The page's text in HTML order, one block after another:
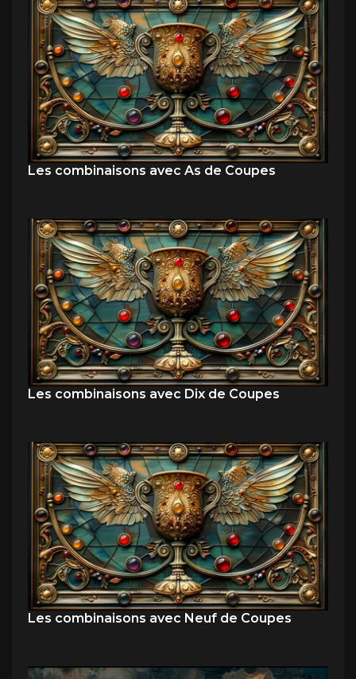
Les combinaisons avec As de Coupes
Les combinaisons avec Dix de Coupes
Les combinaisons avec Neuf de Coupes